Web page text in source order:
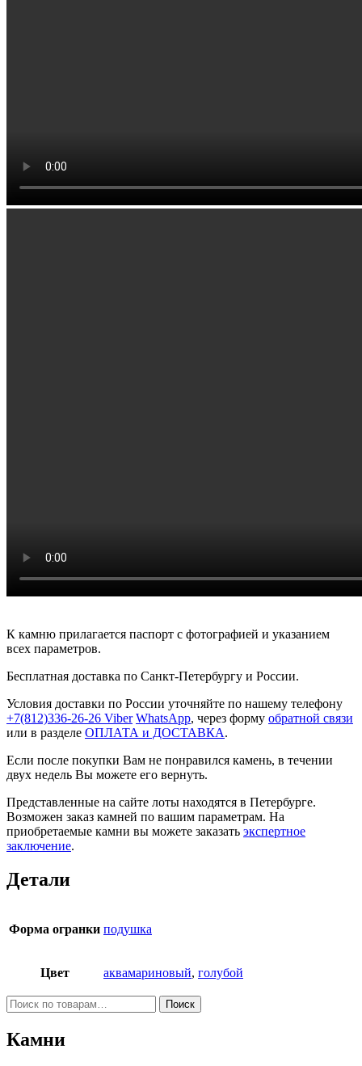
К камню прилагается паспорт с фотографией и указанием
всех параметров.
Бесплатная доставка по Санкт-Петербургу и России.
Условия доставки по России уточняйте по нашему телефону
+7(812)336-26-26 Viber WhatsApp, через форму обратной связи
или в разделе ОПЛАТА и ДОСТАВКА.
Если после покупки Вам не понравился камень, в течении
двух недель Вы можете его вернуть.
Представленные на сайте лоты находятся в Петербурге.
Возможен заказ камней по вашим параметрам. На
приобретаемые камни вы можете заказать экспертное
заключение.
Детали
Форма огранки подушка
Цвет аквамариновый, голубой
Искать: Поиск
Камни